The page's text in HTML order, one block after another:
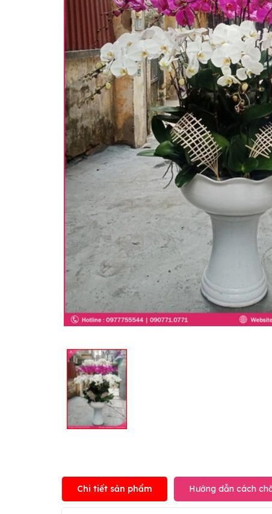
Chi tiết sản phẩm Hướng dẫn cách